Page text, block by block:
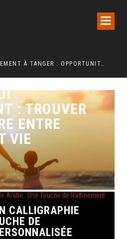
LES
: TROUVER
ENTRE
VIE
CALLIGRAPHIE
DE